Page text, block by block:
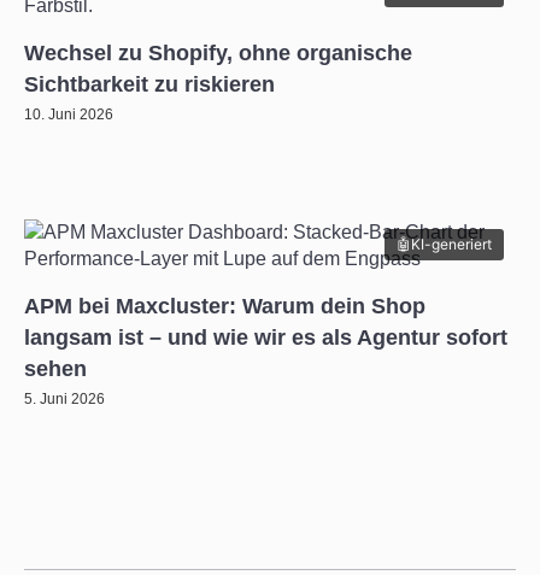
Wechsel zu Shopify, ohne organische
Sichtbarkeit zu riskieren
10. Juni 2026
KI-generiert
APM bei Maxcluster: Warum dein Shop
langsam ist – und wie wir es als Agentur sofort
sehen
5. Juni 2026